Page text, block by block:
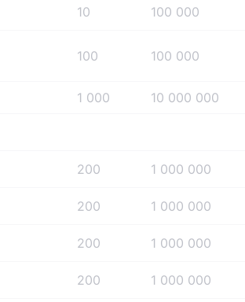
10 100 000
100 100 000
1 000 10 000 000
200 1 000 000
200 1 000 000
200 1 000 000
200 1 000 000